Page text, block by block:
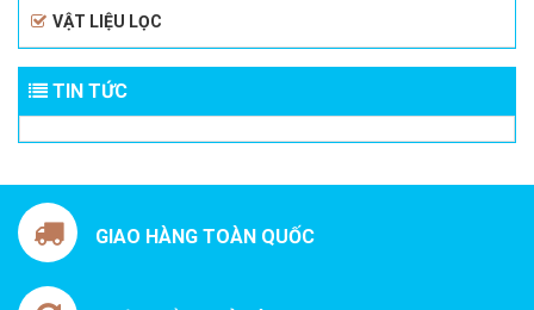
VẬT LIỆU LỌC
TIN TỨC
GIAO HÀNG TOÀN QUỐC